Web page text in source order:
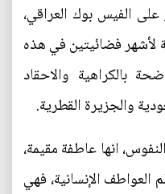
الفيس بوك العراقي،
لأشهر فضائيتين في هذه
بالكراهية والاحقاد
والجزيرة القطرية.
انها عاطفة مقيمة،
العواطف الإنسانية، فهي